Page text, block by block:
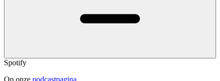
Spotify
Op onze podcastpagina